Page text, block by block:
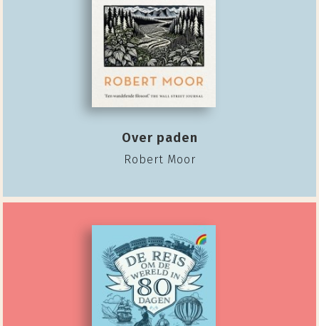
Over paden
Robert Moor